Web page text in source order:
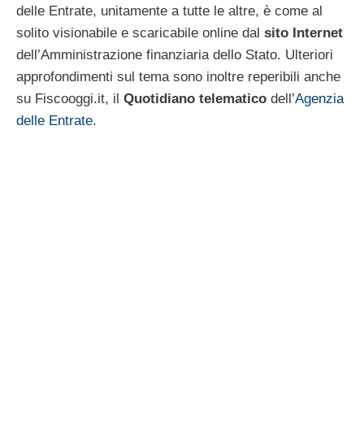
delle Entrate, unitamente a tutte le altre, è come al
solito visionabile e scaricabile online dal sito Internet
dell’Amministrazione finanziaria dello Stato. Ulteriori
approfondimenti sul tema sono inoltre reperibili anche
su Fiscooggi.it, il Quotidiano telematico dell’Agenzia
delle Entrate.